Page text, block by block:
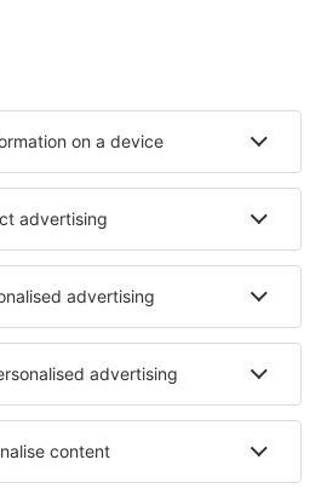
(LPL)
(MAN)
(NCL)